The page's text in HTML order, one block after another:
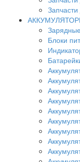
Блоки